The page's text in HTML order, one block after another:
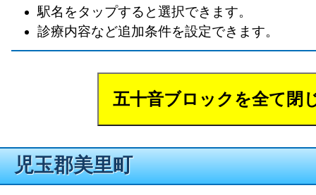
駅名をタップすると選択できます。
診療内容など追加条件を設定できます。
児玉郡美里町